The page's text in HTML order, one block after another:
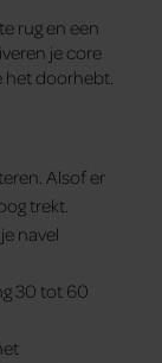
rug en een
je core
het doorhebt.
Alsof er
trekt.
navel
30 tot 60